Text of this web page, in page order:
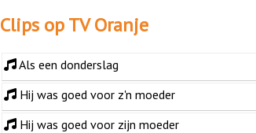
Clips op TV Oranje
Als een donderslag
Hij was goed voor z'n moeder
Hij was goed voor zijn moeder